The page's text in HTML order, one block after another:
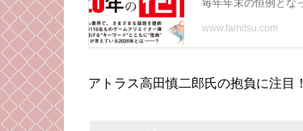
アトラス高田慎二郎氏の抱負に注目！